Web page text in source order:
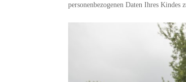
personenbezogenen Daten Ihres Kindes